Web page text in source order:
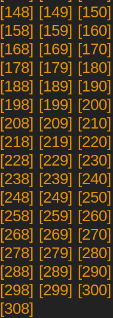
[148] [149] [150]
[158] [159] [160]
[168] [169] [170]
[178] [179] [180]
[188] [189] [190]
[198] [199] [200]
[208] [209] [210]
[218] [219] [220]
[228] [229] [230]
[238] [239] [240]
[248] [249] [250]
[258] [259] [260]
[268] [269] [270]
[278] [279] [280]
[288] [289] [290]
[298] [299] [300]
[308]